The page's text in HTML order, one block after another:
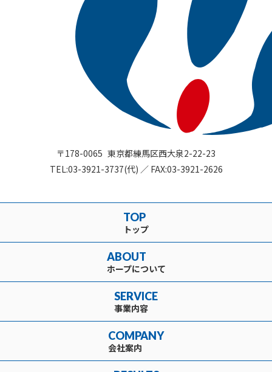
〒178-0065 東京都練馬区西大泉2-22-23
TEL:03-3921-3737(代) ／ FAX:03-3921-2626
TOP
トップ
ABOUT
ホープについて
SERVICE
事業内容
COMPANY
会社案内